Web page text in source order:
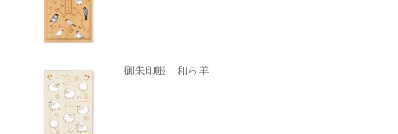
御朱印帳 和ら羊